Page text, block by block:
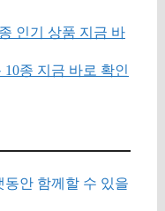
인기 상품 지금 바
종 지금 바로 확인
안 함께할 수 있을